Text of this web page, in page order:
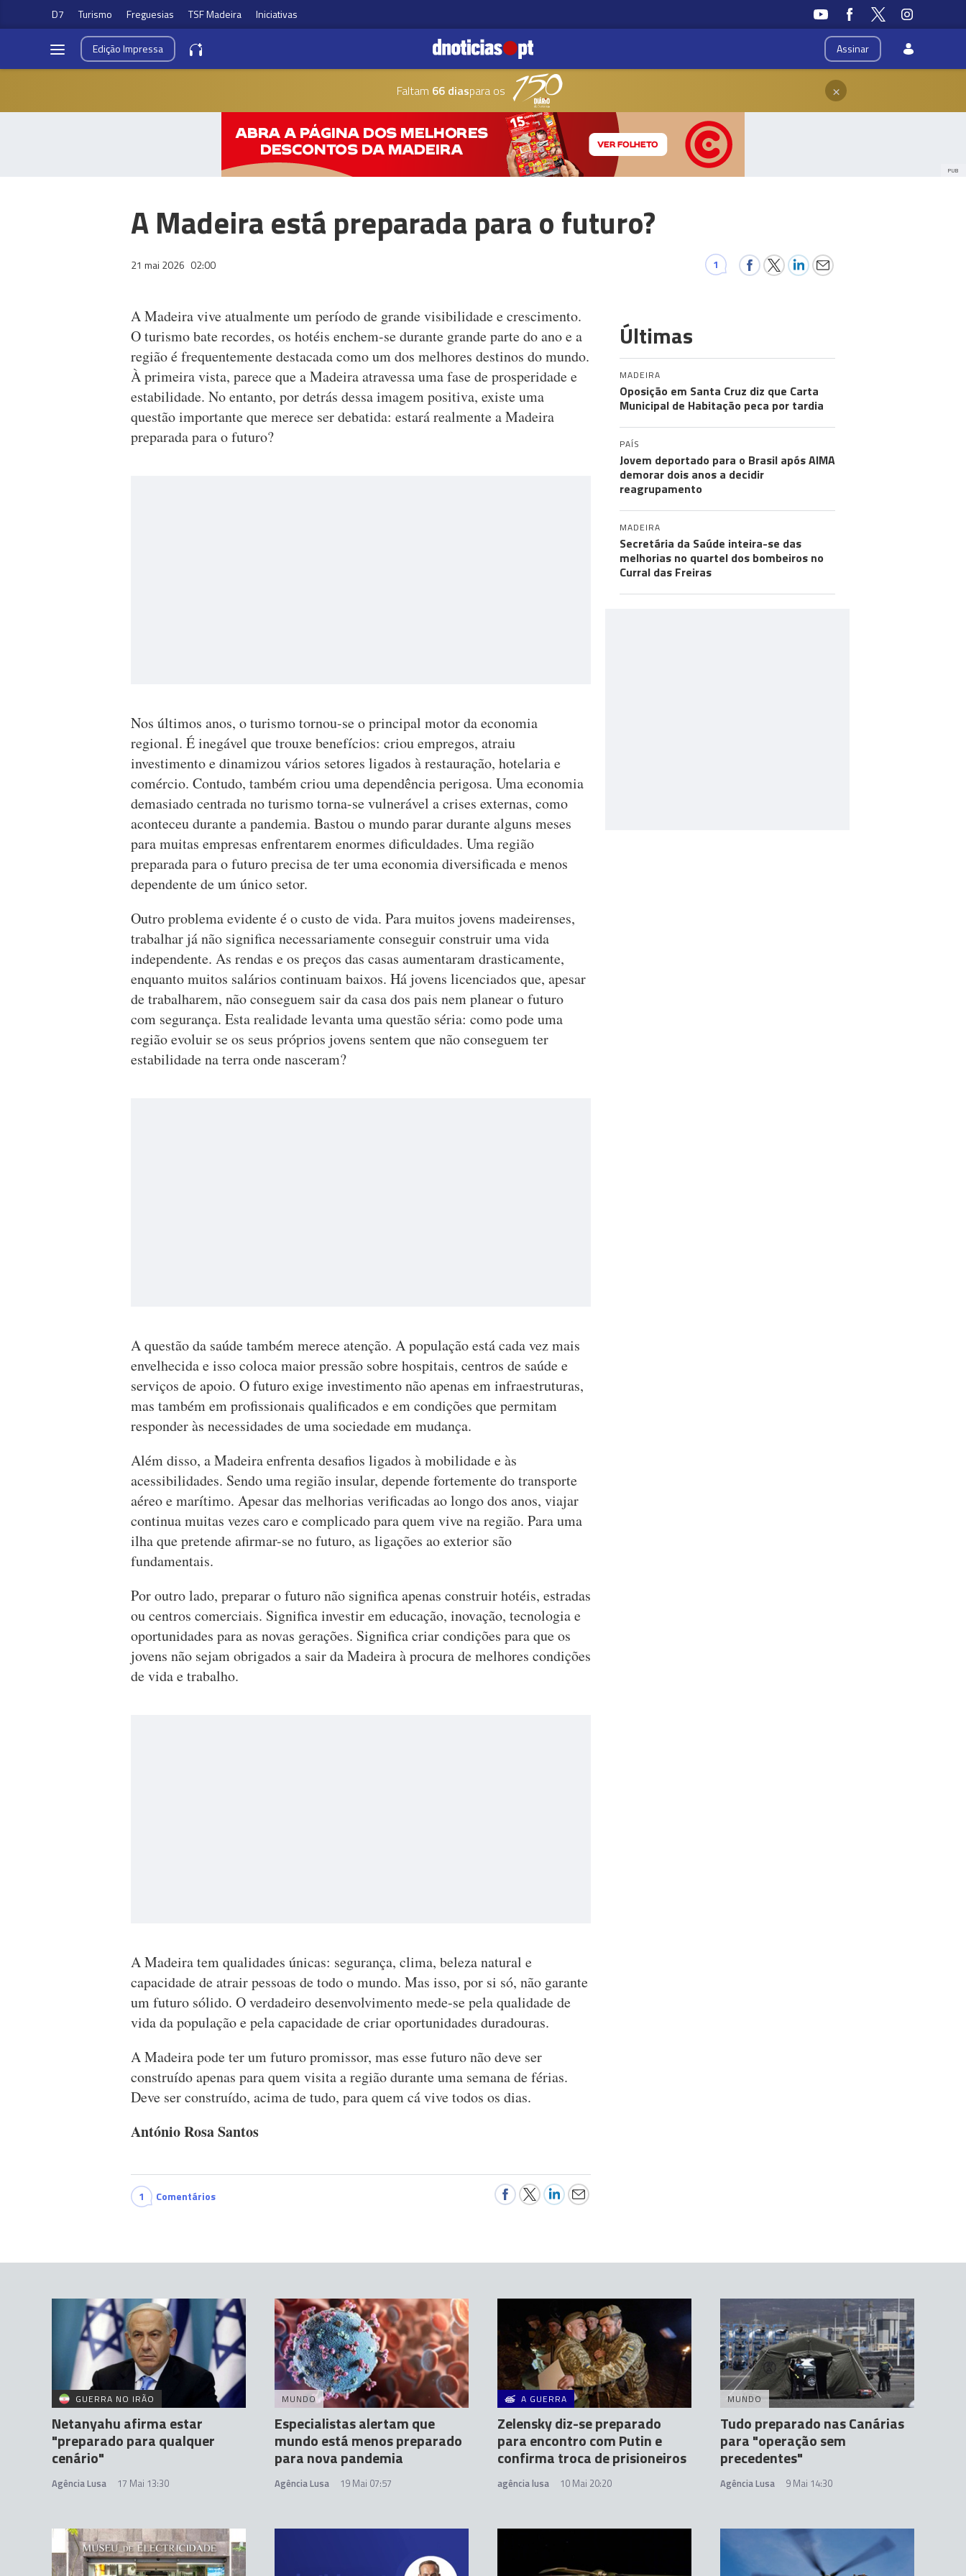
D7 Turismo Freguesias TSF Madeira Iniciativas
Assinar
EdiçãoImpressa
Faltam 66 diaspara os ×
PUB
A Madeira está preparada para o futuro?
21 mai 2026 02:00 1
A Madeira vive atualmente um período de grande visibilidade e crescimento.
O turismo bate recordes, os hotéis enchem-se durante grande parte do ano e a
região é frequentemente destacada como um dos melhores destinos do mundo.
À primeira vista, parece que a Madeira atravessa uma fase de prosperidade e
estabilidade. No entanto, por detrás dessa imagem positiva, existe uma
questão importante que merece ser debatida: estará realmente a Madeira
preparada para o futuro?
Nos últimos anos, o turismo tornou-se o principal motor da economia
regional. É inegável que trouxe benefícios: criou empregos, atraiu
investimento e dinamizou vários setores ligados à restauração, hotelaria e
comércio. Contudo, também criou uma dependência perigosa. Uma economia
demasiado centrada no turismo torna-se vulnerável a crises externas, como
aconteceu durante a pandemia. Bastou o mundo parar durante alguns meses
para muitas empresas enfrentarem enormes dificuldades. Uma região
preparada para o futuro precisa de ter uma economia diversificada e menos
dependente de um único setor.
Outro problema evidente é o custo de vida. Para muitos jovens madeirenses,
trabalhar já não significa necessariamente conseguir construir uma vida
independente. As rendas e os preços das casas aumentaram drasticamente,
enquanto muitos salários continuam baixos. Há jovens licenciados que, apesar
de trabalharem, não conseguem sair da casa dos pais nem planear o futuro
com segurança. Esta realidade levanta uma questão séria: como pode uma
região evoluir se os seus próprios jovens sentem que não conseguem ter
estabilidade na terra onde nasceram?
A questão da saúde também merece atenção. A população está cada vez mais
envelhecida e isso coloca maior pressão sobre hospitais, centros de saúde e
serviços de apoio. O futuro exige investimento não apenas em infraestruturas,
mas também em profissionais qualificados e em condições que permitam
responder às necessidades de uma sociedade em mudança.
Além disso, a Madeira enfrenta desafios ligados à mobilidade e às
acessibilidades. Sendo uma região insular, depende fortemente do transporte
aéreo e marítimo. Apesar das melhorias verificadas ao longo dos anos, viajar
continua muitas vezes caro e complicado para quem vive na região. Para uma
ilha que pretende afirmar-se no futuro, as ligações ao exterior são
fundamentais.
Por outro lado, preparar o futuro não significa apenas construir hotéis, estradas
ou centros comerciais. Significa investir em educação, inovação, tecnologia e
oportunidades para as novas gerações. Significa criar condições para que os
jovens não sejam obrigados a sair da Madeira à procura de melhores condições
de vida e trabalho.
A Madeira tem qualidades únicas: segurança, clima, beleza natural e
capacidade de atrair pessoas de todo o mundo. Mas isso, por si só, não garante
um futuro sólido. O verdadeiro desenvolvimento mede-se pela qualidade de
vida da população e pela capacidade de criar oportunidades duradouras.
A Madeira pode ter um futuro promissor, mas esse futuro não deve ser
construído apenas para quem visita a região durante uma semana de férias.
Deve ser construído, acima de tudo, para quem cá vive todos os dias.
António Rosa Santos
1 Comentários
Últimas
MADEIRA
Oposição em Santa Cruz diz que Carta
Municipal de Habitação peca por tardia
PAÍS
Jovem deportado para o Brasil após AIMA
demorar dois anos a decidir
reagrupamento
MADEIRA
Secretária da Saúde inteira-se das
melhorias no quartel dos bombeiros no
Curral das Freiras
GUERRA NO IRÃO
Netanyahu afirma estar
"preparado para qualquer
cenário"
Agência Lusa 17 Mai 13:30
MUNDO
Especialistas alertam que
mundo está menos preparado
para nova pandemia
Agência Lusa 19 Mai 07:57
A GUERRA
Zelensky diz-se preparado
para encontro com Putin e
confirma troca de prisioneiros
agência lusa 10 Mai 20:20
MUNDO
Tudo preparado nas Canárias
para "operação sem
precedentes"
Agência Lusa 9 Mai 14:30